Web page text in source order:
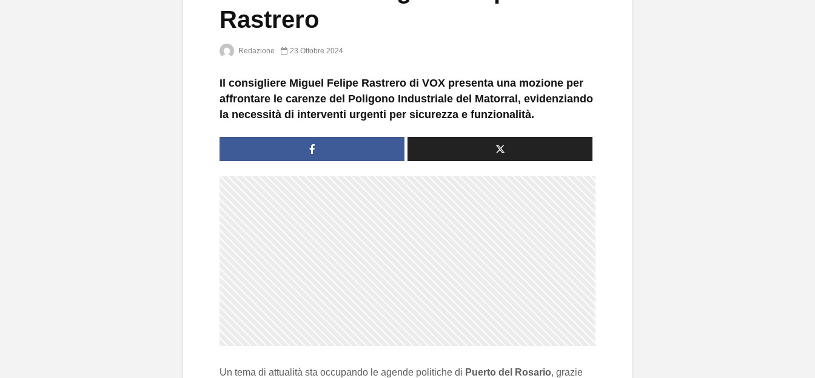
Rastrero
Redazione 23 Ottobre 2024
Il consigliere Miguel Felipe Rastrero di VOX presenta una mozione per
affrontare le carenze del Poligono Industriale del Matorral, evidenziando
la necessità di interventi urgenti per sicurezza e funzionalità.
Un tema di attualità sta occupando le agende politiche di Puerto del Rosario, grazie